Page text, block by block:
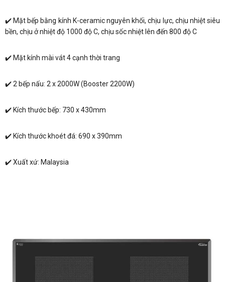
✔️ Mặt bếp bằng kính K-ceramic nguyên khối, chịu lực, chịu nhiệt siêu
bền, chịu ở nhiệt độ 1000 độ C, chịu sốc nhiệt lên đến 800 độ C
✔️ Mặt kính mài vát 4 cạnh thời trang
✔️ 2 bếp nấu: 2 x 2000W (Booster 2200W)
✔️ Kích thước bếp: 730 x 430mm
✔️ Kích thước khoét đá: 690 x 390mm
✔️ Xuất xứ: Malaysia